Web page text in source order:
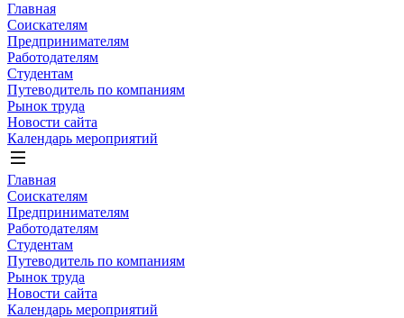
Главная
Соискателям
Предпринимателям
Работодателям
Студентам
Путеводитель по компаниям
Рынок труда
Новости сайта
Календарь мероприятий
Главная
Соискателям
Предпринимателям
Работодателям
Студентам
Путеводитель по компаниям
Рынок труда
Новости сайта
Календарь мероприятий